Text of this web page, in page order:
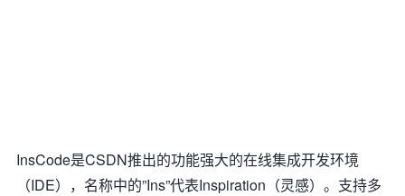
InsCode是CSDN推出的功能强大的在线集成开发环境
（IDE），名称中的”Ins”代表Inspiration（灵感）。支持多